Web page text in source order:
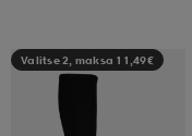
Valitse 2, maksa 11,49€